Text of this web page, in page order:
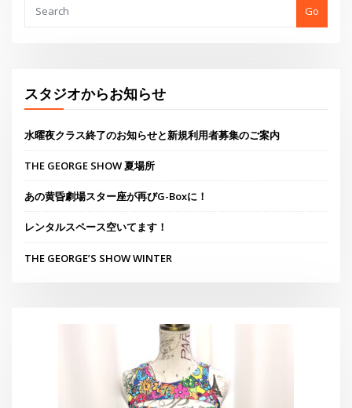
あの黄昏劇場スター座が再びG-Boxに！
THE GEORGE’S SHOW WINTER